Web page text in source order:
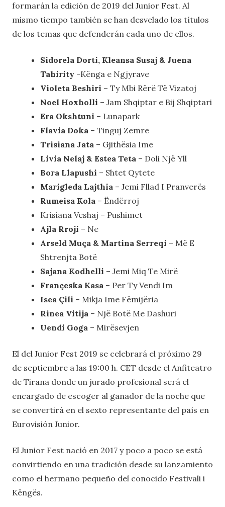
formarán la edición de 2019 del Junior Fest. Al
mismo tiempo también se han desvelado los títulos
de los temas que defenderán cada uno de ellos.
Sidorela Dorti, Kleansa Susaj & Juena
Tahirity -Kënga e Ngjyrave
Violeta Beshiri – Ty Mbi Rërë Të Vizatoj
Noel Hoxholli – Jam Shqiptar e Bij Shqiptari
Era Okshtuni – Lunapark
Flavia Doka – Tinguj Zemre
Trisiana Jata – Gjithësia Ime
Livia Nelaj & Estea Teta – Doli Një Yll
Bora Llapushi – Shtet Qytete
Marigleda Lajthia – Jemi Fllad I Pranverës
Rumeisa Kola – Ëndërroj
Krisiana Veshaj – Pushimet
Ajla Rroji – Ne
Arseld Muça & Martina Serreqi – Më E
Shtrenjta Botë
Sajana Kodhelli – Jemi Miq Te Mirë
Françeska Kasa – Per Ty Vendi Im
Isea Çili – Mikja Ime Fëmijëria
Rinea Vitija – Një Botë Me Dashuri
Uendi Goga – Mirësevjen
El del Junior Fest 2019 se celebrará el próximo 29
de septiembre a las 19:00 h. CET desde el Anfiteatro
de Tirana donde un jurado profesional será el
encargado de escoger al ganador de la noche que
se convertirá en el sexto representante del país en
Eurovisión Junior.
El Junior Fest nació en 2017 y poco a poco se está
convirtiendo en una tradición desde su lanzamiento
como el hermano pequeño del conocido Festivali i
Këngës.